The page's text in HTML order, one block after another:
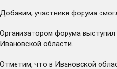
Добавим, участники форума
Организатором форума
Ивановской области.
Отметим, что в Ивановской